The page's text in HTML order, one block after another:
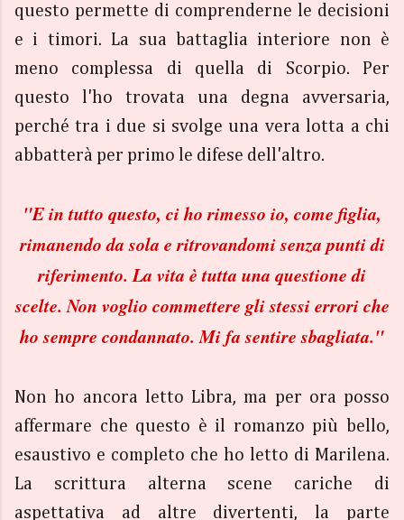
questo permette di comprenderne le decisioni
e i timori. La sua battaglia interiore non è
meno complessa di quella di Scorpio. Per
questo l'ho trovata una degna avversaria,
perché tra i due si svolge una vera lotta a chi
abbatterà per primo le difese dell'altro.
"E in tutto questo, ci ho rimesso io, come figlia,
rimanendo da sola e ritrovandomi senza punti di
riferimento. La vita è tutta una questione di
scelte. Non voglio commettere gli stessi errori che
ho sempre condannato. Mi fa sentire sbagliata."
Non ho ancora letto Libra, ma per ora posso
affermare che questo è il romanzo più bello,
esaustivo e completo che ho letto di Marilena.
La scrittura alterna scene cariche di
aspettativa ad altre divertenti, la parte